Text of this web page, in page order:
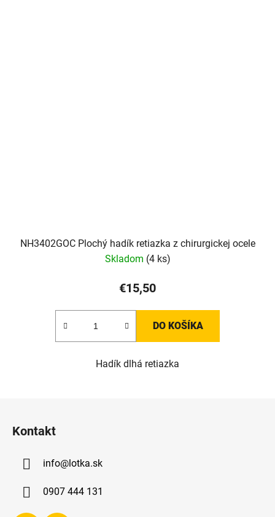
NH3402GOC Plochý hadík retiazka z chirurgickej ocele
Skladom (4 ks)
€15,50
DO KOŠÍKA
Hadík dlhá retiazka
Kontakt
info@lotka.sk
0907 444 131